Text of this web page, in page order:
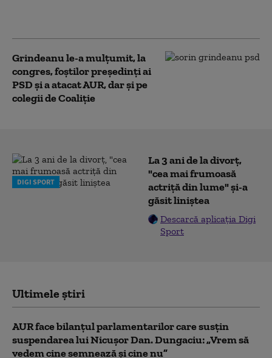
Grindeanu le-a mulțumit, la
congres, foștilor președinți ai
PSD și a atacat AUR, dar și pe
colegii de Coaliție
DIGI SPORT
La 3 ani de la divorț,
"cea mai frumoasă
actriță din lume" și-a
găsit liniștea
Descarcă aplicația Digi
Sport
Ultimele știri
AUR face bilanțul parlamentarilor care susțin
suspendarea lui Nicușor Dan. Dungaciu: „Vrem să
vedem cine semnează și cine nu”